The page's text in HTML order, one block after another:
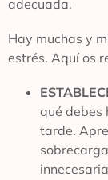
adecuada.
Hay muchas y
estrés. Aquí os
qué debes
tarde.